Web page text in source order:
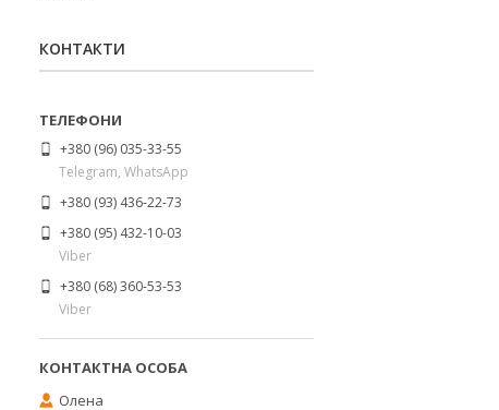
КОНТАКТИ
+380 (96) 035-33-55
Telegram, WhatsApp
+380 (93) 436-22-73
+380 (95) 432-10-03
Viber
+380 (68) 360-53-53
Viber
Олена